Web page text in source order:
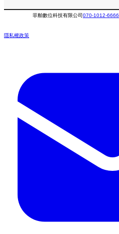
菲舶數位科技有限公司070-1012-6666
隱私權政策